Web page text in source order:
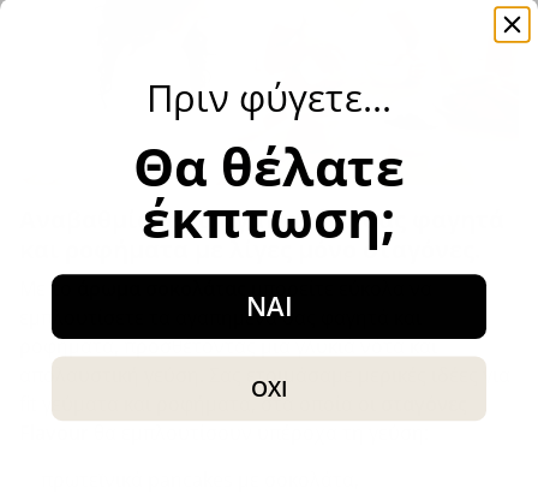
Αναβαθμίστε τα αγαπημένα σας φαγητά
και ροφήματα με λίγες μόνο σταγόνες.
Με το
εμπλουτίσετε τα αγαπημένα σας φαγητά και
ροφήματα, προσθέτοντας μια γλυκιά νότα και
απολαυστική γεύση. Σας ετοιμάσαμε μερικές ιδέες για
fit γεύματα και ροφήματα, στα οποία οι
Πριν φύγετε…
Θα θέλατε
έκπτωση;
ΝΑΙ
ΟΧΙ